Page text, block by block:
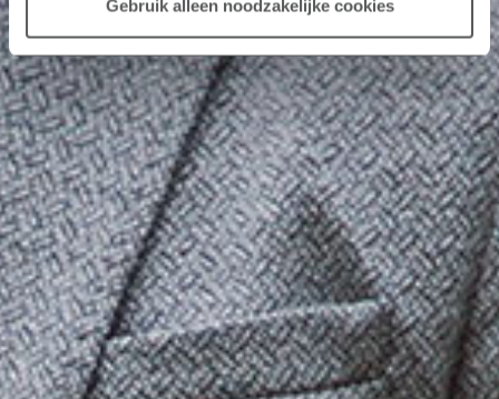
Gebruik alleen noodzakelijke cookies